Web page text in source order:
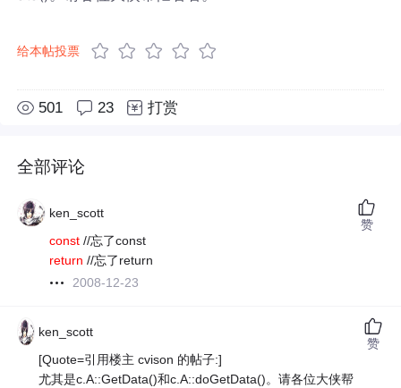
给本帖投票
501 23 打赏
全部评论
ken_scott
const //忘了const
return //忘了return
2008-12-23
赞
ken_scott
[Quote=引用楼主 cvison 的帖子:]
尤其是c.A::GetData()和c.A::doGetData()。请各位大侠帮
赞